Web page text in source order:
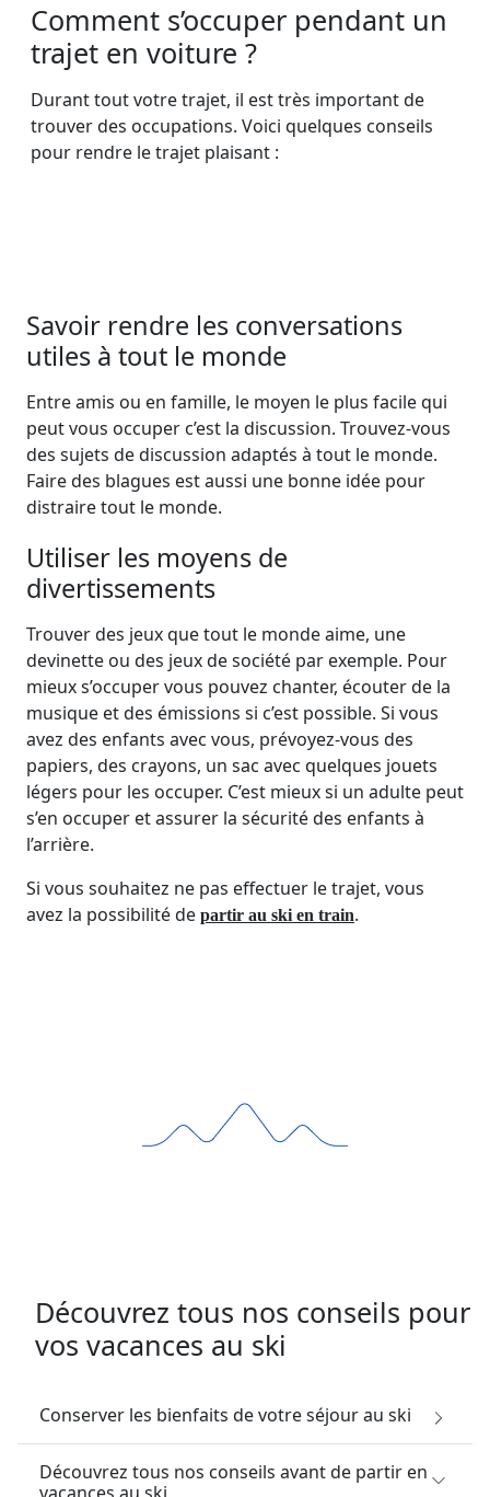
Comment s’occuper pendant un
trajet en voiture ?
Durant tout votre trajet, il est très important de
trouver des occupations. Voici quelques conseils
pour rendre le trajet plaisant :
Savoir rendre les conversations
utiles à tout le monde
Entre amis ou en famille, le moyen le plus facile qui
peut vous occuper c’est la discussion. Trouvez-vous
des sujets de discussion adaptés à tout le monde.
Faire des blagues est aussi une bonne idée pour
distraire tout le monde.
Utiliser les moyens de
divertissements
Trouver des jeux que tout le monde aime, une
devinette ou des jeux de société par exemple. Pour
mieux s’occuper vous pouvez chanter, écouter de la
musique et des émissions si c’est possible. Si vous
avez des enfants avec vous, prévoyez-vous des
papiers, des crayons, un sac avec quelques jouets
légers pour les occuper. C’est mieux si un adulte peut
s’en occuper et assurer la sécurité des enfants à
l’arrière.
Si vous souhaitez ne pas effectuer le trajet, vous
avez la possibilité de partir au ski en train.
Découvrez tous nos conseils pour
vos vacances au ski
Conserver les bienfaits de votre séjour au ski
Découvrez tous nos conseils avant de partir en